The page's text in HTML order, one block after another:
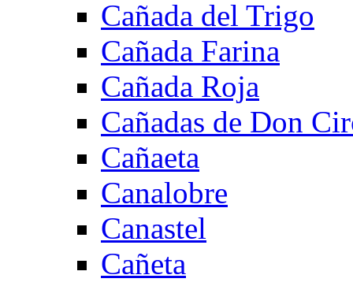
Cañada del Trigo
Cañada Farina
Cañada Roja
Cañadas de Don
Cañaeta
Canalobre
Canastel
Cañeta